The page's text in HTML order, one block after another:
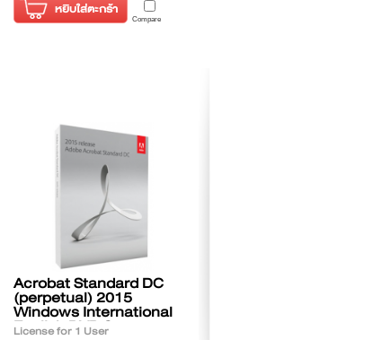
หยิบใส่ตะกร้า
Compare
Acrobat Standard DC
(perpetual) 2015
Windows International
English DVD Set
License for 1 User